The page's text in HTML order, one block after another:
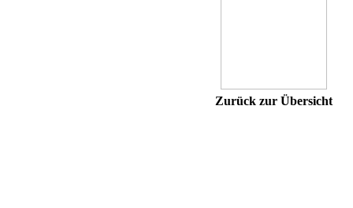
Zurück zur Übersicht